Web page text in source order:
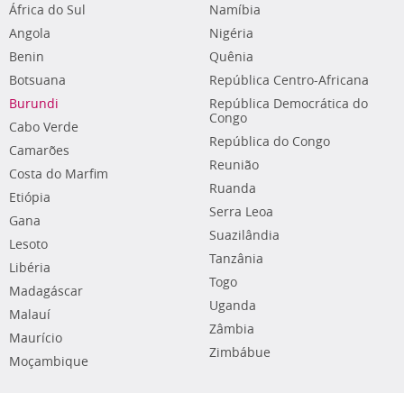
África do Sul
Angola
Benin
Botsuana
Burundi
Cabo Verde
Camarões
Costa do Marfim
Etiópia
Gana
Lesoto
Libéria
Madagáscar
Malauí
Maurício
Moçambique
Namíbia
Nigéria
Quênia
República Centro-Africana
República Democrática do
Congo
República do Congo
Reunião
Ruanda
Serra Leoa
Suazilândia
Tanzânia
Togo
Uganda
Zâmbia
Zimbábue